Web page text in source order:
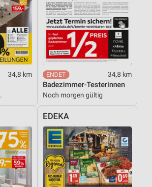
34,8 km 34,8 km
Badezimmer-Testerinnen
Noch morgen gültig
EDEKA
aktiv angeforderten